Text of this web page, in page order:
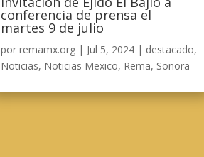
conferencia de prensa el
martes 9 de julio
por remamx.org| Jul 5, 2024| destacado,
Noticias, Noticias Mexico, Rema, Sonora